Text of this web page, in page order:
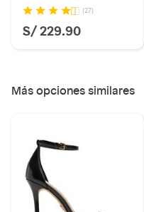
(27)
S/ 229.90
Más opciones similares